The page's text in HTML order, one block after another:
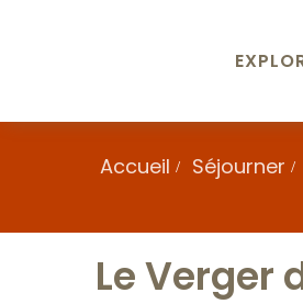
Accueil Séjourner
Le Verger